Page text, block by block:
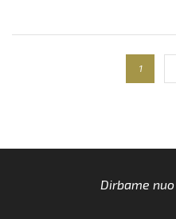
1
Dirbame nuo